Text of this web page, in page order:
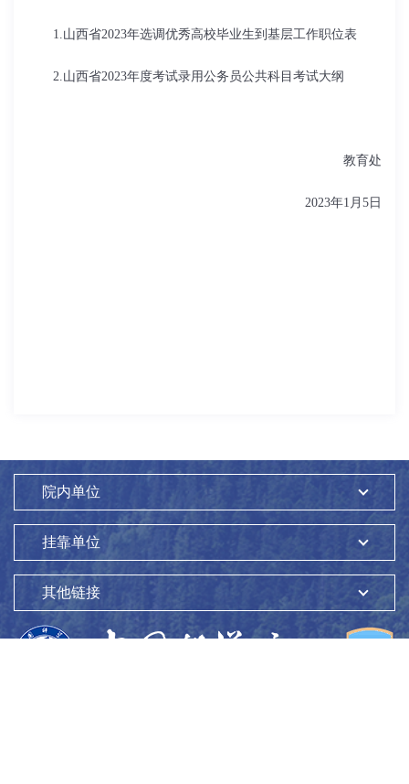
1.山西省2023年选调优秀高校毕业生到基层工作职位表
2.山西省2023年度考试录用公务员公共科目考试大纲
教育处
2023年1月5日
院内单位
挂靠单位
其他链接